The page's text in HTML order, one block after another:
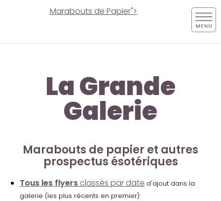
Marabouts de Papier">
La Grande
Galerie
Marabouts de papier et autres
prospectus ésotériques
Tous les flyers classés par date d'ajout dans la
galerie (les plus récents en premier)